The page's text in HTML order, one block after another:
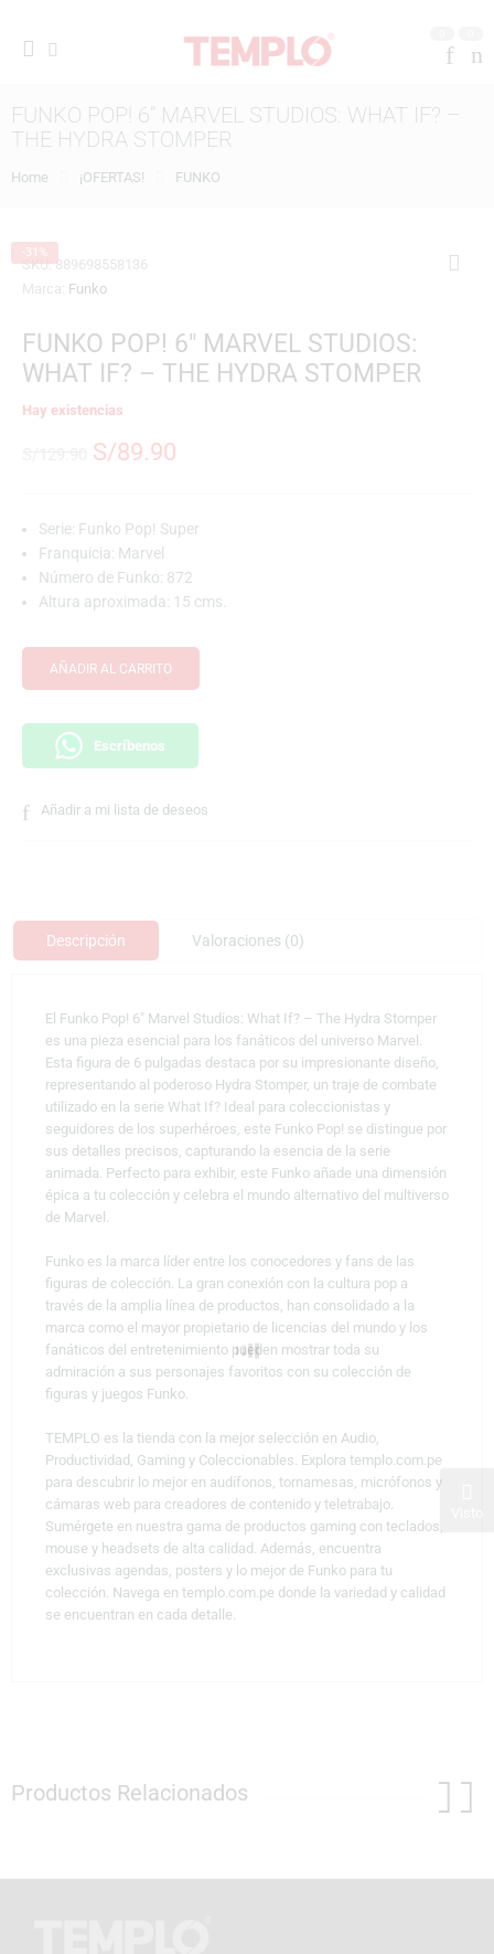
FUNKO POP! 6″ MARVEL STUDIOS: WHAT IF? –
THE HYDRA STOMPER
Home ¡OFERTAS! FUNKO
-31%
SKU:889698558136
Marca: Funko
FUNKO POP! 6″ MARVEL STUDIOS:
WHAT IF? – THE HYDRA STOMPER
Hay existencias
S/89.90
Serie: Funko Pop! Super
Franquicia: Marvel
Número de Funko: 872
Altura aproximada: 15 cms.
AÑADIR AL CARRITO
Escríbenos
Añadir a mi lista de deseos
Descripción Valoraciones (0)
El Funko Pop! 6″ Marvel Studios: What If? – The Hydra Stomper
es una pieza esencial para los fanáticos del universo Marvel.
Esta figura de 6 pulgadas destaca por su impresionante diseño,
representando al poderoso Hydra Stomper, un traje de combate
utilizado en la serie What If? Ideal para coleccionistas y
seguidores de los superhéroes, este Funko Pop! se distingue por
sus detalles precisos, capturando la esencia de la serie
animada. Perfecto para exhibir, este Funko añade una dimensión
épica a tu colección y celebra el mundo alternativo del multiverso
de Marvel.
Funko es la marca líder entre los conocedores y fans de las
figuras de colección. La gran conexión con la cultura pop a
través de la amplia línea de productos, han consolidado a la
marca como el mayor propietario de licencias del mundo y los
fanáticos del entretenimiento pueden mostrar toda su
admiración a sus personajes favoritos con su colección de
figuras y juegos Funko.
TEMPLO es la tienda con la mejor selección en Audio,
Productividad, Gaming y Coleccionables. Explora templo.com.pe
para descubrir lo mejor en audífonos, tornamesas, micrófonos y
cámaras web para creadores de contenido y teletrabajo.
Sumérgete en nuestra gama de productos gaming con teclados,
mouse y headsets de alta calidad. Además, encuentra
exclusivas agendas, posters y lo mejor de Funko para tu
colección. Navega en templo.com.pe donde la variedad y calidad
se encuentran en cada detalle.
Productos Relacionados